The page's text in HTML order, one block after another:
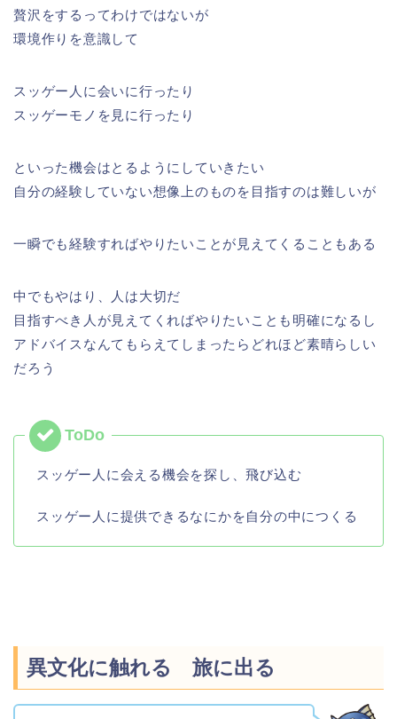
贅沢をするってわけではないが
環境作りを意識して
スッゲー人に会いに行ったり
スッゲーモノを見に行ったり
といった機会はとるようにしていきたい
自分の経験していない想像上のものを目指すのは難しいが
一瞬でも経験すればやりたいことが見えてくることもある
中でもやはり、人は大切だ
目指すべき人が見えてくればやりたいことも明確になるし
アドバイスなんてもらえてしまったらどれほど素晴らしい
だろう
スッゲー人に会える機会を探し、飛び込む
スッゲー人に提供できるなにかを自分の中につくる
異文化に触れる 旅に出る